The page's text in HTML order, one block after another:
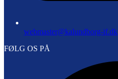
webmaster@kalundborg-if.dk
FØLG OS PÅ